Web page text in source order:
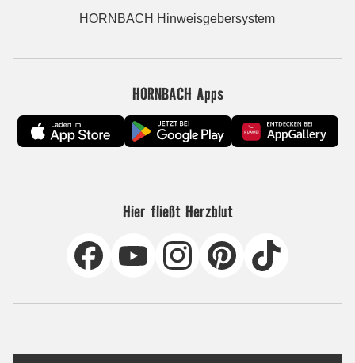
HORNBACH Hinweisgebersystem
HORNBACH Apps
Hier fließt Herzblut